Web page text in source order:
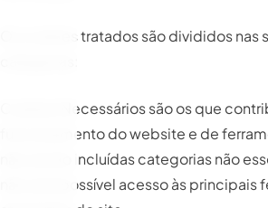
Os cookies tratados são divididos nas
Cookies Necessários são os que
funcionamento do website e de
não sendo incluídas categorias não
não será possível acesso às principais